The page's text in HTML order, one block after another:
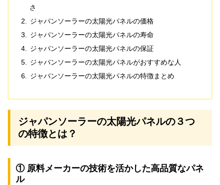
さ
ジャパンソーラーの太陽光パネルの価格
ジャパンソーラーの太陽光パネルの寿命
ジャパンソーラーの太陽光パネルの保証
ジャパンソーラーの太陽光パネルがおすすめな人
ジャパンソーラーの太陽光パネルの特徴まとめ
ジャパンソーラーの太陽光パネルの３つ
の特徴とは？
① 原料メーカーの技術を活かした高品質なパネ
ル